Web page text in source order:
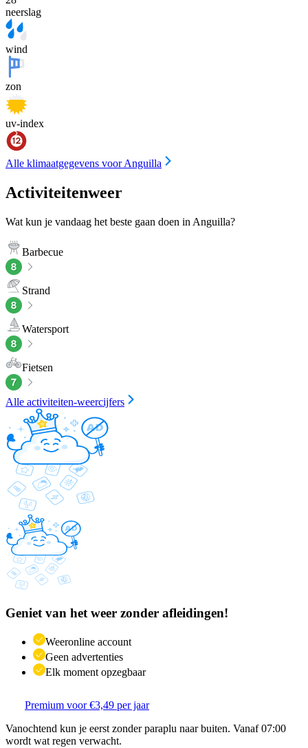
neerslag
wind
zon
uv-index
Alle klimaatgegevens voor Anguilla
Activiteitenweer
Wat kun je vandaag het beste gaan doen in Anguilla?
Barbecue
Strand
Watersport
Fietsen
Alle activiteiten-weercijfers
Geniet van het weer zonder afleidingen!
Weeronline account
Geen advertenties
Elk moment opzegbaar
Premium voor €3,49 per jaar
Vanochtend kun je eerst zonder paraplu naar buiten. Vanaf 07:00
wordt wat regen verwacht.